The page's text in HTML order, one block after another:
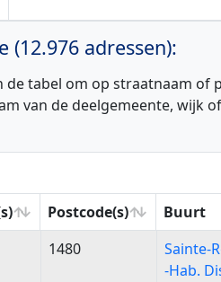
(12.976 adressen):
de tabel om op straatnaam
van de deelgemeente,
Postcode(s) Buurt
Postcode(s) Buurt
1480
Sainte-
-Hab.